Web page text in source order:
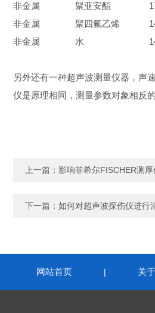
非金属
聚亚安酯
非金属
聚四氟乙烯
非金属
水
另外还有一种超声波测量仪器，声
仪是原理相同，测量参数对象相反的
上一篇： 影响菲希尔FISCHER测
下一篇： 如何对超声波探伤仪进行
网站首页 | 关